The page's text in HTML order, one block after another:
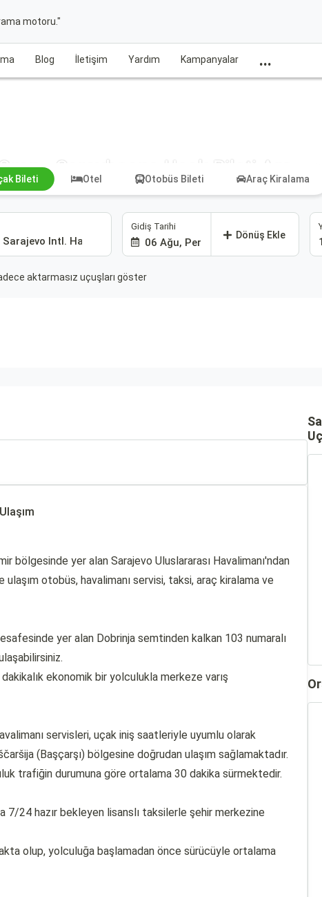
motoru."
Blog İletişim Yardım Kampanyalar ...
- Saraybosna Uçak Bileti Ara
Bileti Otel Otobüs Bileti Araç Kiralama
Gidiş Tarihi
06 Ağu, Per
Dönüş Ekle
aktarmasız uçuşları göster
bölgesinde yer alan Sarajevo Uluslararası Havalimanı'ndan
otobüs, havalimanı servisi, taksi, araç kiralama ve
yer alan Dobrinja semtinden kalkan 103 numaralı
ekonomik bir yolculukla merkeze varış
servisleri, uçak iniş saatleriyle uyumlu olarak
(Başçarşı) bölgesine doğrudan ulaşım sağlamaktadır.
trafiğin durumuna göre ortalama 30 dakika sürmektedir.
7/24 hazır bekleyen lisanslı taksilerle şehir merkezine
olup, yolculuğa başlamadan önce sürücüyle ortalama